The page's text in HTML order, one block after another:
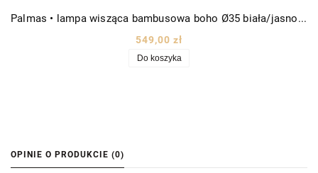
Palmas • lampa wisząca bambusowa boho Ø35 biała/jasnobeżowa
549,00 zł
Do koszyka
OPINIE O PRODUKCIE (0)